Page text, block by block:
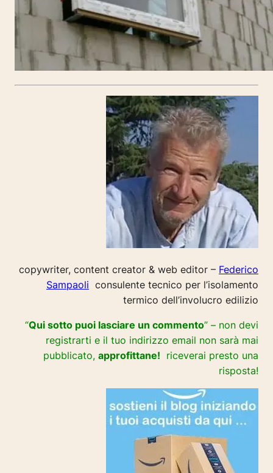
copywriter, content creator & web editor – Federico
Sampaoli consulente tecnico per l’isolamento
termico dell’involucro edilizio
“Qui sotto puoi lasciare un commento” – non devi
registrarti e il tuo indirizzo email non sarà mai
pubblicato, approfittane! riceverai presto una
risposta!